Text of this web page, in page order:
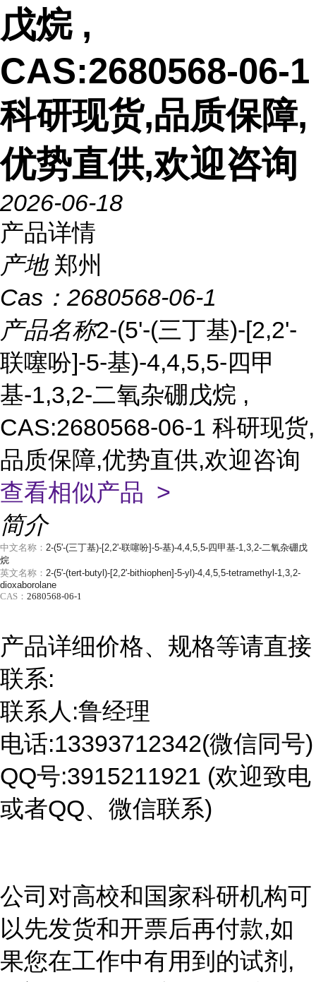
戊烷 ,
CAS:2680568-06-1
科研现货,品质保障,
优势直供,欢迎咨询
2026-06-18
产品详情
产地 郑州
Cas： 2680568-06-1
产品名称2-(5'-(三丁基)-[2,2'-
联噻吩]-5-基)-4,4,5,5-四甲
基-1,3,2-二氧杂硼戊烷 ,
CAS:2680568-06-1 科研现货,
品质保障,优势直供,欢迎咨询
查看相似产品 >
简介
中文名称： 2-(5'-(三丁基)-[2,2'-联噻吩]-5-基)-4,4,5,5-四甲基-1,3,2-二氧杂硼戊
烷
英文名称： 2-(5'-(tert-butyl)-[2,2'-bithiophen]-5-yl)-4,4,5,5-tetramethyl-1,3,2-
dioxaborolane
CAS： 2680568-06-1
产品详细价格、规格等请直接
联系:
联系人:鲁经理
电话:13393712342(微信同号)
QQ号:3915211921 (欢迎致电
或者QQ、微信联系)
公司对高校和国家科研机构可
以先发货和开票后再付款,如
果您在工作中有用到的试剂,